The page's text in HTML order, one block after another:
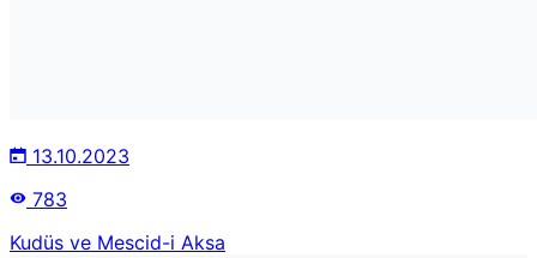
13.10.2023
783
Kudüs ve Mescid-i Aksa